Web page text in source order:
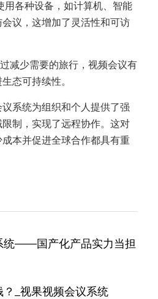
用各种设备，如计算机、智能
议，这增加了灵活性和可访
减少需要的旅行，视频会议有
态可持续性。
系统为组织和个人提供了强
制，实现了远程协作。这对
本并促进全球合作都具有重
统——国产化产品实力当担
_视果视频会议系统